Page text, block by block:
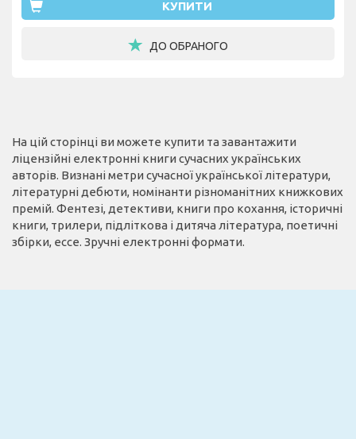
КУПИТИ
ДО ОБРАНОГО
На цій сторінці ви можете купити та завантажити
ліцензійні електронні книги сучасних українських
авторів. Визнані метри сучасної української літератури,
літературні дебюти, номінанти різноманітних книжкових
премій. Фентезі, детективи, книги про кохання, історичні
книги, трилери, підліткова і дитяча література, поетичні
збірки, ессе. Зручні електронні формати.